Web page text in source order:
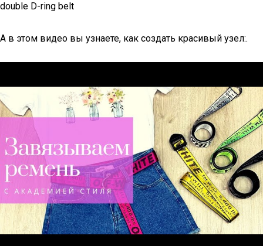
double D-ring belt
А в этом видео вы узнаете, как создать красивый узел:.